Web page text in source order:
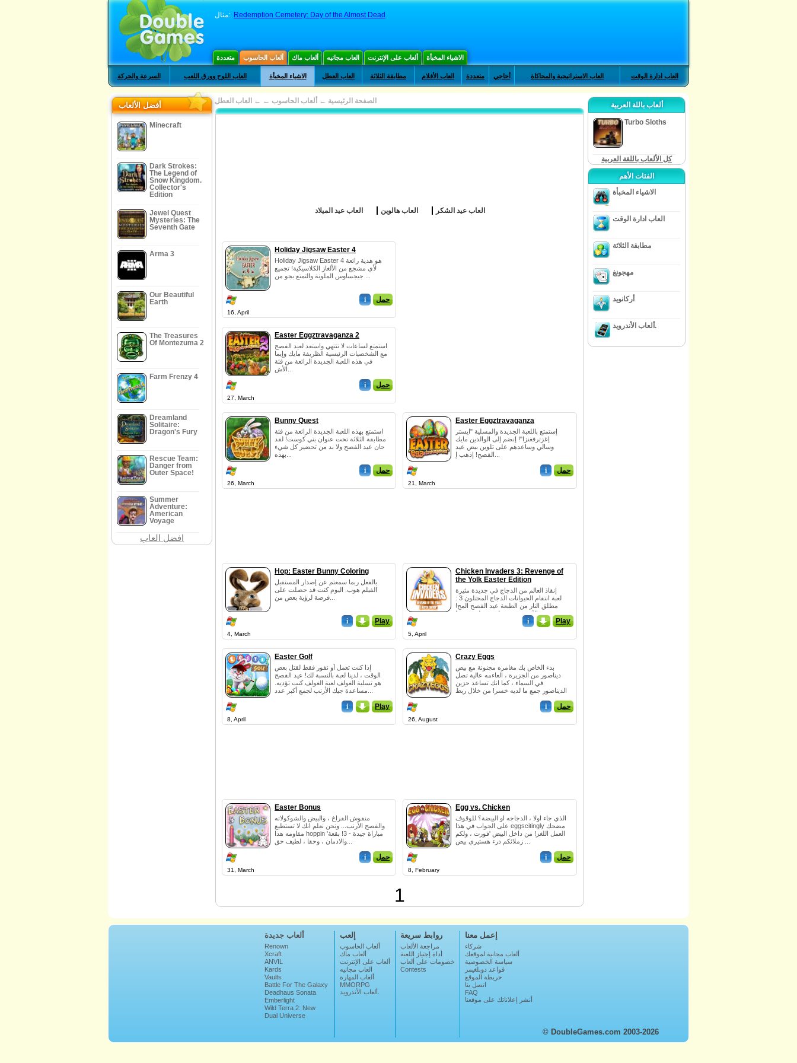
مثال: Redemption Cemetery: Day of the Almost Dead
متعددة ألعاب الحاسوب ألعاب ماك العاب مجانيه ألعاب على الإنترنت الاشياء المخبأة
السرعة والحركة العاب اللوح وورق اللعب الاشياء المخبأة العاب العطل مطابقة الثلاثة العاب الأفلام متعددة أحاجي العاب الاستراتيجية والمحاكاة العاب ادارة الوقت
أفضل الألعاب
Minecraft
Dark Strokes:
The Legend of
Snow Kingdom.
Collector's
Edition
Jewel Quest
Mysteries: The
Seventh Gate
Arma 3
Our Beautiful
Earth
The Treasures
Of Montezuma 2
Farm Frenzy 4
Dreamland
Solitaire:
Dragon's Fury
Rescue Team:
Danger from
Outer Space!
Summer
Adventure:
American
Voyage
افضل العاب
الصفحة الرئيسية ← ألعاب الحاسوب ←
← العاب العطل
العاب عيد الميلاد العاب هالوين العاب عيد الشكر
Holiday Jigsaw Easter 4
Holiday Jigsaw Easter 4 هو هدية رائعة
لأي مشجع من الألغاز الكلاسيكية! تجميع
i حمل
16, April
Easter Eggztravaganza 2
استمتع لساعات لا تنتهي واستعد لعيد الفصح
مع الشخصيات الرئيسية الظريفة مايك وإيما
في هذه اللعبة الجديدة الرائعة من فئة
i حمل
27, March
Bunny Quest
استمتع بهذه اللعبة الجديدة الرائعة من فئة
مطابقة الثلاثة تحت عنوان بني كوست! لقد
حان عيد الفصح ولا بد من تحضير كل شيء
i حمل
26, March
Easter Eggztravaganza
إستمتع باللعبة الجديدة والمسلية "ايستر
إغزترفغنزا"! إنضم إلى الوالدين مايك
وسالي وساعدهم على تلوين بيض عيد
i حمل
21, March
Hop: Easter Bunny Coloring
بالفعل ربما سمعتم عن إصدار المستقبل
الفيلم هوب. اليوم كنت قد حصلت على
i _ Play
4, March
Chicken Invaders 3: Revenge of
the Yolk Easter Edition
إنقاذ العالم من الدجاج في جديدة مثيرة
لعبة انتقام الحيوانات الدجاج المحتلون 3 :
مطلق النار من الطبعة عيد الفصح المح!
i _ Play
5, April
Easter Golf
إذا كنت تعمل أو نفور فقط لقتل بعض
الوقت ، لدينا لعبة بالنسبة لك! عيد الفصح
هو تسلية الغولف لعبة الغولف كنت تؤديه.
i _ Play
8, April
Crazy Eggs
بدء الخاص بك مغامره مجنونة مع بيض
ديناصور من الجزيرة ، العاءمه عالية تصل
في السماء ، كما انك تساعد حزين
الديناصور جمع ما لديه خسر! من خلال ربط
i حمل
26, August
Easter Bonus
منفوش الفراخ ، والبيض والشوكولاته
والفصح الأرنب... ونحن نعلم انك لا تستطيع
مقاومه هذا hoppin 'مباراة جيدة - 3! بقعة
i حمل
31, March
Egg vs. Chicken
الذي جاء اولا ، الدجاجه او البيضة؟ للوقوف
على الجواب في هذا eggscitingly مضحك
العمل اللغز! من داخل البيض 'فورت ، ولكم
i حمل
8, February
1
ألعاب باللة العربية
Turbo Sloths
كل الألعاب باللغة العربية
الفئات الأهم
الاشياء المخبأة
العاب ادارة الوقت
مطابقة الثلاثة
مهجونغ
أركانويد
ألعاب الأندرويد.
ألعاب جديدة
Renown
Xcraft
ANVIL
Kards
Vaults
Battle For The Galaxy
Deadhaus Sonata
Emberlight
Wild Terra 2: New
Lands
Dual Universe
إلعب
ألعاب الحاسوب
ألعاب ماك
ألعاب على الإنترنت
العاب مجانيه
ألعاب المهارة
MMORPG
روابط سريعة
مراجعة الألعاب
أداة إجتياز اللعبة
خصومات على ألعاب
Contests
إعمل معنا
شركاء
ألعاب مجانية لموقعك
سياسة الخصوصية
قواعد دوبلغيمز
خريطة الموقع
اتصل بنا
FAQ
أنشر إعلاناتك على موقعنا
© DoubleGames.com 2003-2026